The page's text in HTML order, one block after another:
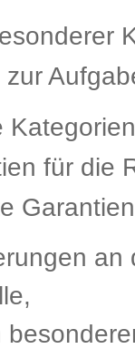
für die